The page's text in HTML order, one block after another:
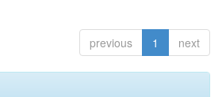
previous 1 next